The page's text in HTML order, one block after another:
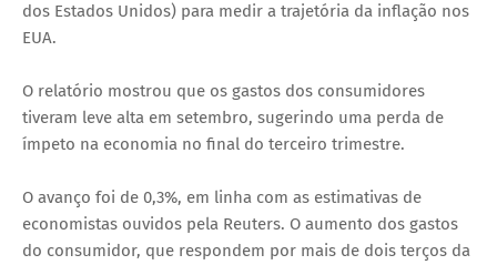
dos Estados Unidos) para medir a trajetória da inflação nos
EUA.
O relatório mostrou que os gastos dos consumidores
tiveram leve alta em setembro, sugerindo uma perda de
ímpeto na economia no final do terceiro trimestre.
O avanço foi de 0,3%, em linha com as estimativas de
economistas ouvidos pela Reuters. O aumento dos gastos
do consumidor, que respondem por mais de dois terços da